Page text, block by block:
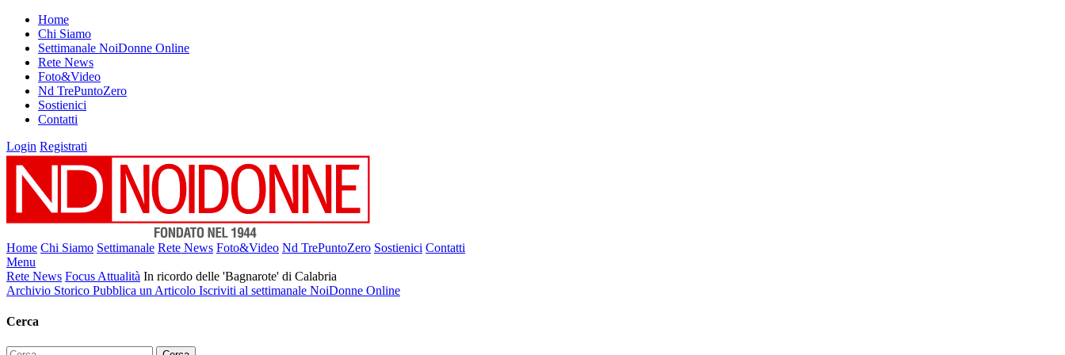
Home
Chi Siamo
Settimanale NoiDonne Online
Rete News
Foto&Video
Nd TrePuntoZero
Sostienici
Contatti
Login Registrati
Home Chi Siamo Settimanale Rete News Foto&Video Nd TrePuntoZero Sostienici Contatti
Menu
Rete News Focus Attualità In ricordo delle 'Bagnarote' di Calabria
Archivio Storico Pubblica un Articolo Iscriviti al settimanale NoiDonne Online
Cerca